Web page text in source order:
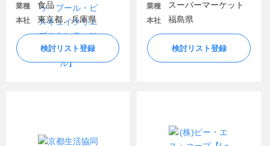
業種 食品
本社 東京都、兵庫県
検討リスト登録
業種 スーパーマーケット
本社 福島県
検討リスト登録